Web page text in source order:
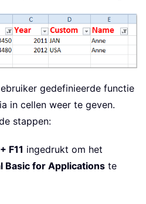
gedefinieerde functie
in cellen weer te geven.
stappen:
F11 ingedrukt om het
Basic for Applications te